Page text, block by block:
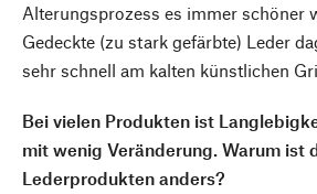
Alterungsprozess es immer schöner
Gedeckte (zu stark gefärbte) Leder
sehr schnell am kalten künstlichen
Bei vielen Produkten ist
mit wenig Veränderung. Warum ist
Lederprodukten anders?